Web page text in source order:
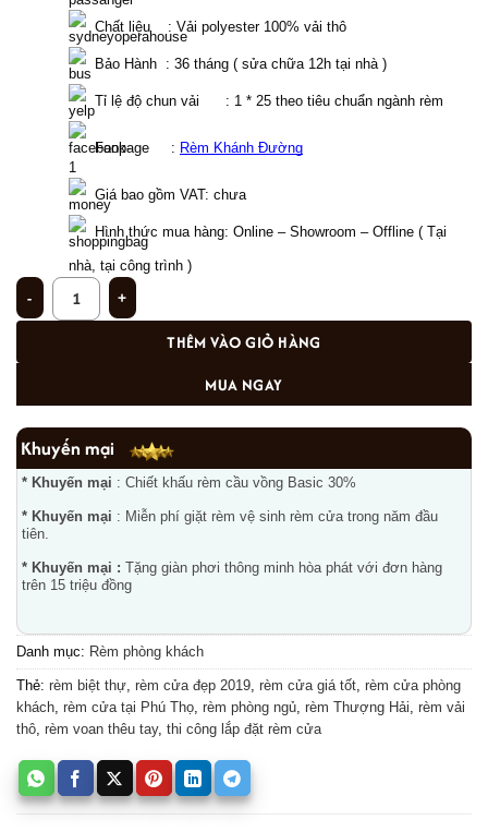
Chất liệu    : Vải polyester 100% vải thô
Bảo Hành  : 36 tháng ( sửa chữa 12h tại nhà )
Tỉ lệ độ chun vải      : 1 * 25 theo tiêu chuẩn ngành rèm
Fanpage     : Rèm Khánh Đường
Giá bao gồm VAT: chưa
Hình thức mua hàng: Online – Showroom – Offline ( Tại
nhà, tại công trình )
Rèm phòng khách PK - 14 số lượng
THÊM VÀO GIỎ HÀNG
MUA NGAY
Khuyến mại
* Khuyến mại : Chiết khấu rèm cầu vồng Basic 30%
* Khuyến mại : Miễn phí giặt rèm vệ sinh rèm cửa trong năm đầu
tiên.
* Khuyến mại : Tặng giàn phơi thông minh hòa phát với đơn hàng
trên 15 triệu đồng
Danh mục: Rèm phòng khách
Thẻ: rèm biệt thự, rèm cửa đẹp 2019, rèm cửa giá tốt, rèm cửa phòng
khách, rèm cửa tại Phú Thọ, rèm phòng ngủ, rèm Thượng Hải, rèm vải
thô, rèm voan thêu tay, thi công lắp đặt rèm cửa